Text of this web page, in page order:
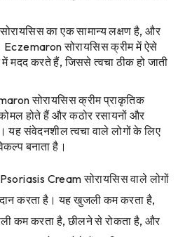
का एक सामान्य लक्षण है, और
Eczemaron सोरायसिस क्रीम में ऐसे
मदद करते हैं, जिससे त्वचा ठीक हो जाती
सोरायसिस क्रीम प्राकृतिक
होते हैं और कठोर रसायनों और
संवेदनशील त्वचा वाले लोगों के लिए
बनाता है।
Cream सोरायसिस वाले लोगों
करता है। यह खुजली कम करता है,
कम करता है, छीलने से रोकता है, और